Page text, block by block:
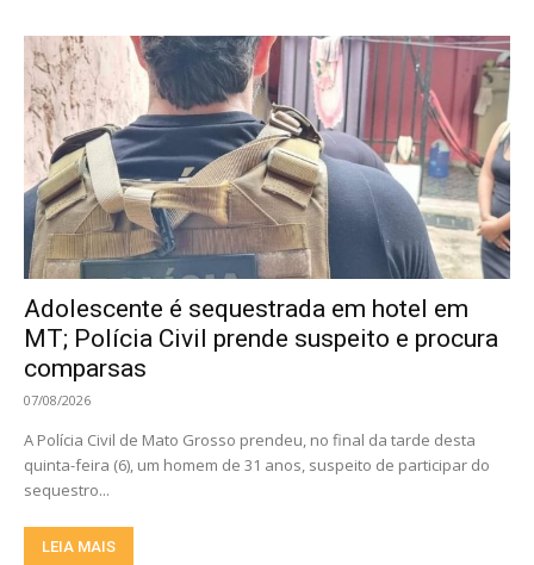
Adolescente é sequestrada em hotel em
MT; Polícia Civil prende suspeito e procura
comparsas
07/08/2026
A Polícia Civil de Mato Grosso prendeu, no final da tarde desta
quinta-feira (6), um homem de 31 anos, suspeito de participar do
sequestro...
LEIA MAIS